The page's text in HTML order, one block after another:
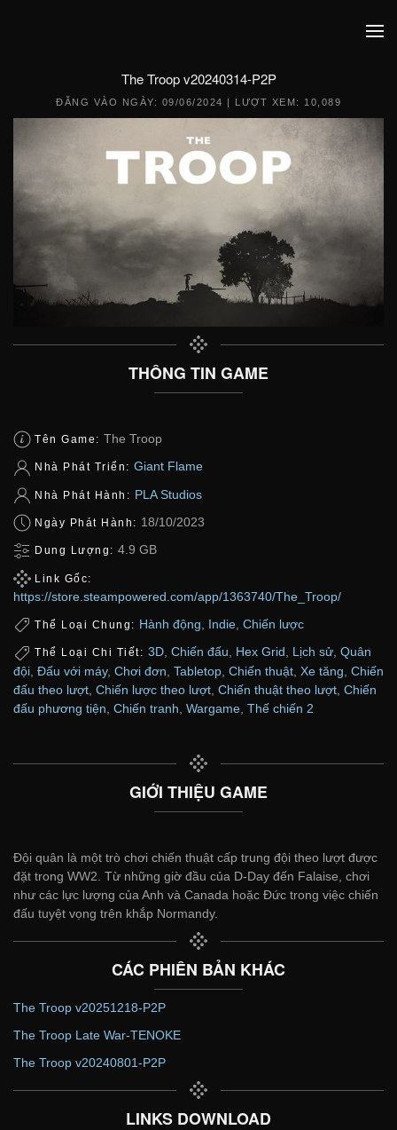
The Troop v20240314-P2P
ĐĂNG VÀO NGÀY: 09/06/2024 | LƯỢT XEM: 10,089
THÔNG TIN GAME
Tên Game: The Troop
Nhà Phát Triển: Giant Flame
Nhà Phát Hành: PLA Studios
Ngày Phát Hành: 18/10/2023
Dung Lượng: 4.9 GB
Link Gốc:
https://store.steampowered.com/app/1363740/The_Troop/
Thể Loại Chung: Hành động Indie Chiến lược
Thể Loại Chi Tiết: 3D, Chiến đấu, Hex Grid, Lịch sử, Quân
đội Đấu với máy, Chơi đơn Tabletop Chiến thuật Xe tăng Chiến
đấu theo lượt Chiến lược theo lượt Chiến thuật theo lượt Chiến
đấu phương tiện Chiến tranh Wargame Thế chiến 2
GIỚI THIỆU GAME
Đội quân là một trò chơi chiến thuật cấp trung đội theo lượt được
đặt trong WW2. Từ những giờ đầu của D-Day đến Falaise, chơi
như các lực lượng của Anh và Canada hoặc Đức trong việc chiến
đấu tuyệt vọng trên khắp Normandy.
CÁC PHIÊN BẢN KHÁC
The Troop v20251218-P2P
The Troop Late War-TENOKE
The Troop v20240801-P2P
LINKS DOWNLOAD